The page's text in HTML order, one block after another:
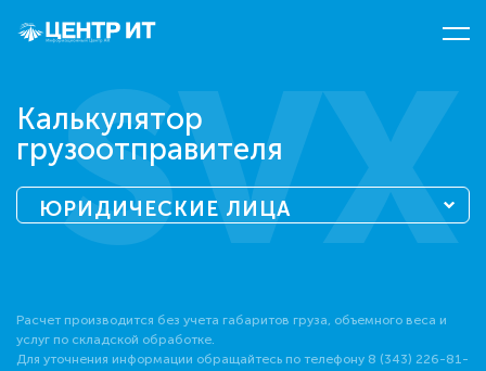
SVX
Калькулятор
грузоотправителя
ЮРИДИЧЕСКИЕ ЛИЦА